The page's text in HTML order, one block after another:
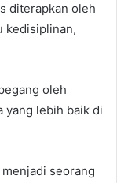
diterapkan oleh
kedisiplinan,
oleh
yang lebih baik di
seorang